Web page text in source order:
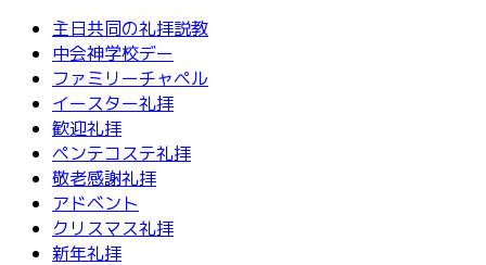
主日共同の礼拝説教
中会神学校デー
ファミリーチャペル
イースター礼拝
歓迎礼拝
ペンテコステ礼拝
敬老感謝礼拝
アドベント
クリスマス礼拝
新年礼拝